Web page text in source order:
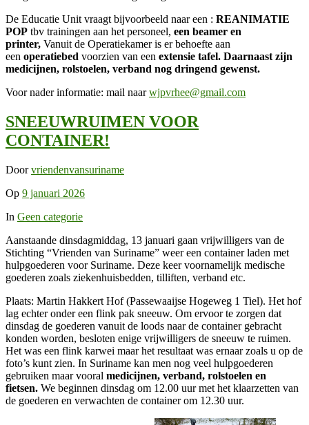
De Educatie Unit vraagt bijvoorbeeld naar een : REANIMATIE
POP tbv trainingen aan het personeel, een beamer en
printer, Vanuit de Operatiekamer is er behoefte aan
een operatiebed voorzien van een extensie tafel. Daarnaast zijn
medicijnen, rolstoelen, verband nog dringend gewenst.
Voor nader informatie: mail naarwjpvrhee@gmail.com
SNEEUWRUIMEN VOOR
CONTAINER!
Doorvriendenvansuriname
Op 9 januari 2026
In Geen categorie
Aanstaande dinsdagmiddag, 13 januari gaan vrijwilligers van de
Stichting “Vrienden van Suriname” weer een container laden met
hulpgoederen voor Suriname. Deze keer voornamelijk medische
goederen zoals ziekenhuisbedden, tilliften, verband etc.
Plaats: Martin Hakkert Hof (Passewaaijse Hogeweg 1 Tiel). Het hof
lag echter onder een flink pak sneeuw. Om ervoor te zorgen dat
dinsdag de goederen vanuit de loods naar de container gebracht
konden worden, besloten enige vrijwilligers de sneeuw te ruimen.
Het was een flink karwei maar het resultaat was ernaar zoals u op de
foto’s kunt zien. In Suriname kan men nog veel hulpgoederen
gebruiken maar vooral medicijnen, verband, rolstoelen en
fietsen. We beginnen dinsdag om 12.00 uur met het klaarzetten van
de goederen en verwachten de container om 12.30 uur.